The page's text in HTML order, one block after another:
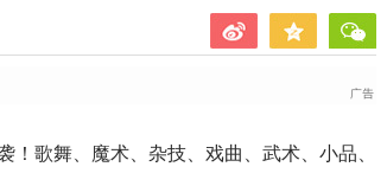
歌舞、魔术、杂技、戏曲、武术、小品、